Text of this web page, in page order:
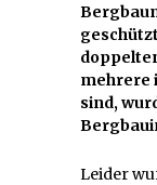
mehrere
sind,
Leider